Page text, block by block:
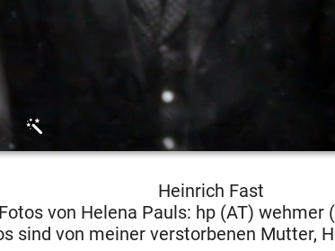
Heinrich Fast
Fotos von Helena Pauls: hp (AT) wehmer
sind von meiner verstorbenen Mutter,